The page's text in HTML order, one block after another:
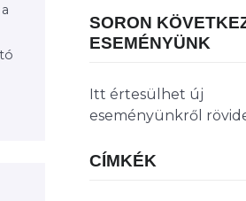
SORON
ESEMÉNYÜNK
Itt értesülhet új
eseményünkről
CÍMKÉK